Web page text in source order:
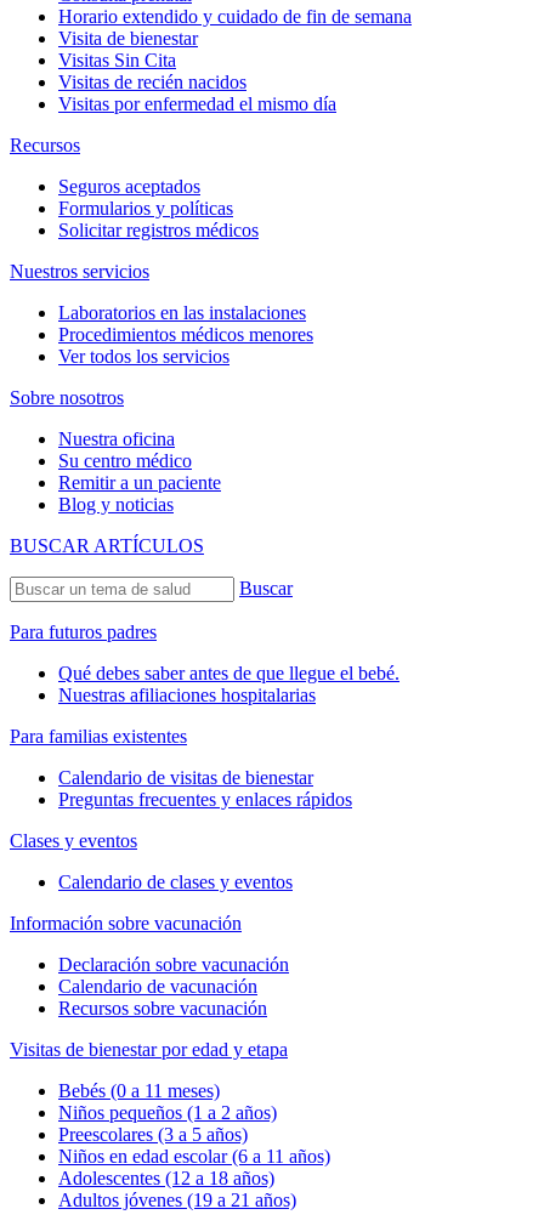
Horario extendido y cuidado de fin de semana
Visita de bienestar
Visitas Sin Cita
Visitas de recién nacidos
Visitas por enfermedad el mismo día
Recursos
Seguros aceptados
Formularios y políticas
Solicitar registros médicos
Nuestros servicios
Laboratorios en las instalaciones
Procedimientos médicos menores
Ver todos los servicios
Sobre nosotros
Nuestra oficina
Su centro médico
Remitir a un paciente
Blog y noticias
BUSCAR ARTÍCULOS
Buscar
Para futuros padres
Qué debes saber antes de que llegue el bebé.
Nuestras afiliaciones hospitalarias
Para familias existentes
Calendario de visitas de bienestar
Preguntas frecuentes y enlaces rápidos
Clases y eventos
Calendario de clases y eventos
Información sobre vacunación
Declaración sobre vacunación
Calendario de vacunación
Recursos sobre vacunación
Visitas de bienestar por edad y etapa
Bebés (0 a 11 meses)
Niños pequeños (1 a 2 años)
Preescolares (3 a 5 años)
Niños en edad escolar (6 a 11 años)
Adolescentes (12 a 18 años)
Adultos jóvenes (19 a 21 años)